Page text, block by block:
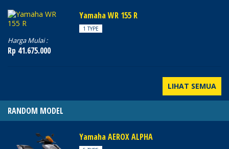
Yamaha WR 155 R
1 TYPE
Harga Mulai :
Rp 41.675.000
LIHAT SEMUA
RANDOM MODEL
Yamaha AEROX ALPHA